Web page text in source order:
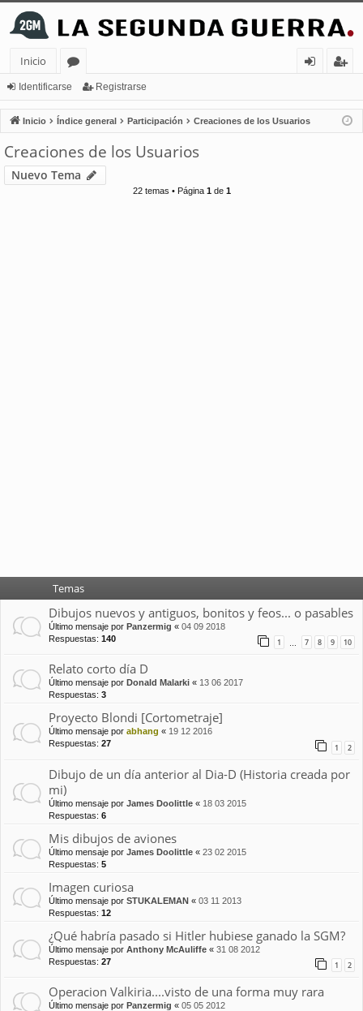
Inicio
or
os
nt
ifi
ist
ra
Identificarse Registrarse
Inicio Índice general Participación Creaciones de los Usuarios
Creaciones de los Usuarios
Nuevo Tema
22 temas • Página 1de 1
Temas
Dibujos nuevos y antiguos, bonitos y feos... o pasables
Último mensaje por Panzermig « 04 09 2018
Respuestas: 140 1 … 7 8 9 10
Relato corto día D
Último mensaje por Donald Malarki « 13 06 2017
Respuestas: 3
Proyecto Blondi [Cortometraje]
Último mensaje por abhang « 19 12 2016
Respuestas: 27 1 2
Dibujo de un día anterior al Dia-D (Historia creada por
mi)
Último mensaje por James Doolittle « 18 03 2015
Respuestas: 6
Mis dibujos de aviones
Último mensaje por James Doolittle « 23 02 2015
Respuestas: 5
Imagen curiosa
Último mensaje por STUKALEMAN « 03 11 2013
Respuestas: 12
¿Qué habría pasado si Hitler hubiese ganado la SGM?
Último mensaje por Anthony McAuliffe « 31 08 2012
Respuestas: 27 1 2
Operacion Valkiria....visto de una forma muy rara
Último mensaje por Panzermig « 05 05 2012